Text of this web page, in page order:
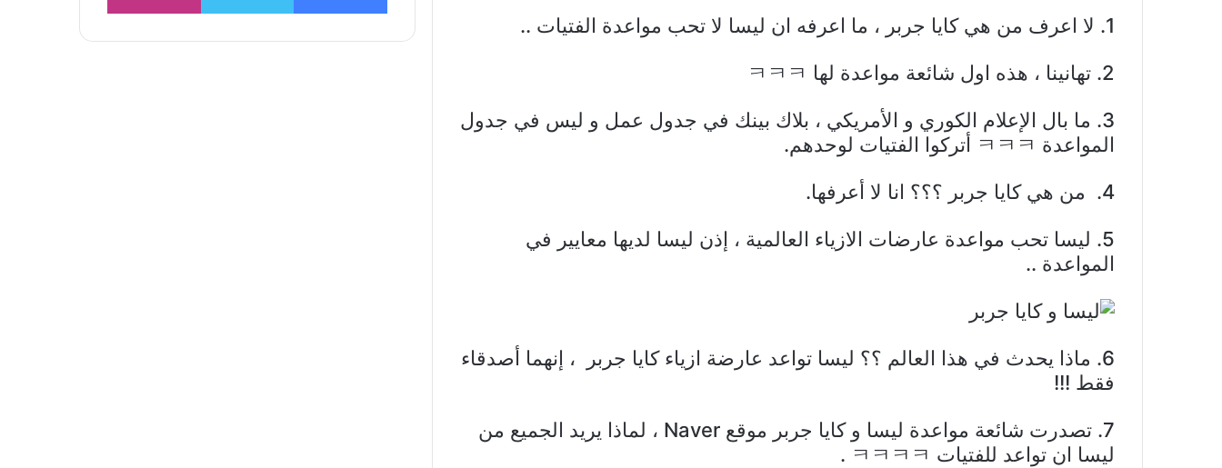
1. لا اعرف من هي كايا جربر ، ما اعرفه ان ليسا لا تحب مواعدة الفتيات ..
2. تهانينا ، هذه اول شائعة مواعدة لها ㅋㅋㅋ
3. ما بال الإعلام الكوري و الأمريكي ، بلاك بينك في جدول عمل و ليس في جدول
المواعدة ㅋㅋㅋ أتركوا الفتيات لوحدهم.
4. من هي كايا جربر ؟؟؟ انا لا أعرفها.
5. ليسا تحب مواعدة عارضات الازياء العالمية ، إذن ليسا لديها معايير في
المواعدة ..
6. ماذا يحدث في هذا العالم ؟؟ ليسا تواعد عارضة ازياء كايا جربر ، إنهما أصدقاء
فقط !!!
7. تصدرت شائعة مواعدة ليسا و كايا جربر موقع Naver ، لماذا يريد الجميع من
ليسا ان تواعد للفتيات ㅋㅋㅋㅋ .